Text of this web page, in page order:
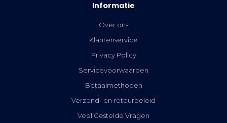
Informatie
Over ons
Klantenservice
Privacy Policy
Servicevoorwaarden
Betaalmethoden
Verzend- en retourbeleid
Veel Gestelde Vragen